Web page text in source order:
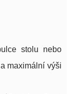
stolu nebo
maximální výši